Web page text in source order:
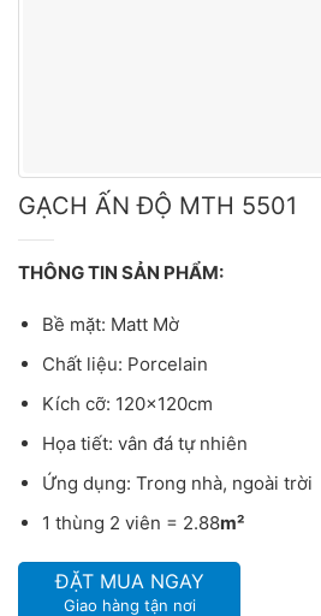
GẠCH ẤN ĐỘ MTH 5501
THÔNG TIN SẢN PHẨM:
Bề mặt: Matt Mờ
Chất liệu: Porcelain
Kích cỡ: 120x120cm
Họa tiết: vân đá tự nhiên
Ứng dụng: Trong nhà, ngoài trời
1 thùng 2 viên = 2.88m²
ĐẶT MUA NGAY
Giao hàng tận nơi